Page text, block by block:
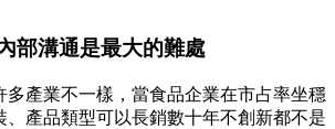
部溝通是最大的難處
多產業不一樣，當食品企業在市占率坐穩
、產品類型可以長銷數十年不創新都不是